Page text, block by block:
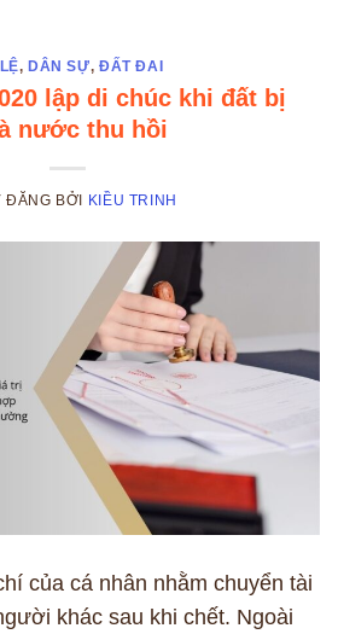
, DÂN SỰ, ĐẤT ĐAI
lập di chúc khi đất bị
nước thu hồi
ĐĂNG BỞI KIỀU TRINH
của cá nhân nhằm chuyển tài
khác sau khi chết. Ngoài